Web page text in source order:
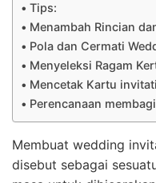
Tips:
Menambah Rincian
Pola dan Cermati
Menyeleksi Ragam
Mencetak Kartu
Perencanaan
Membuat wedding
disebut sebagai